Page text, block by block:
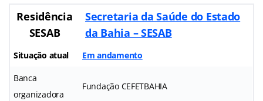
Residência
SESAB
Secretaria da Saúde do Estado
da Bahia – SESAB
Situação atual Em andamento
Banca
organizadora
Fundação CEFETBAHIA